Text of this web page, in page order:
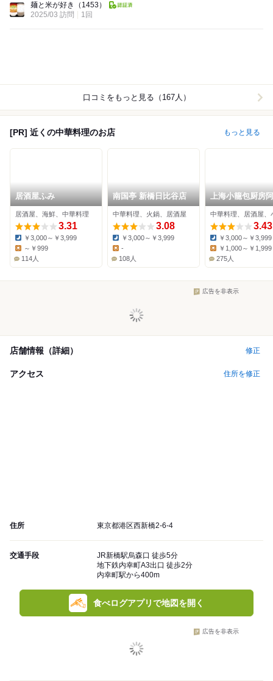
麺と米が好き
（1453）
2025/03 訪問
1回
口コミをもっと見る（167人）
[PR] 近くの中華料理のお店 もっと見る
居酒屋ふみ
居酒屋、海鮮、中華料理
3.31
Dinner:
￥3,000～￥3,999
～￥999
114人
南国亭 新橋日比谷店
中華料理、火鍋、居酒屋
3.08
Dinner:
￥3,000～￥3,999
-
108人
上海小籠包厨房
日比谷店
中華料理、居酒屋、
3.43
Dinner:
￥3,000～￥3,999
￥1,000～￥1,999
275人
広告を非表示
店舗情報（詳細） 修正
アクセス 住所を修正
住所 東京都港区西新橋2-6-4
交通手段
JR新橋駅烏森口 徒歩5分
地下鉄内幸町A3出口 徒歩2分
内幸町駅から400m
食べログアプリで地図を開く
広告を非表示